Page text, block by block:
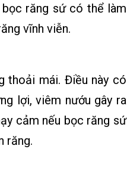
răng sứ có thể làm
vĩnh viễn.
thoải mái. Điều này có
lợi, viêm nướu gây ra
cảm nếu bọc răng sứ
răng.